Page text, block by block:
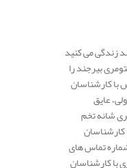
زندگی می کنید
بیرجند را
با کارشناسان
عایق
شانه تخم
کارشناسان
تماس های
با کارشناسان